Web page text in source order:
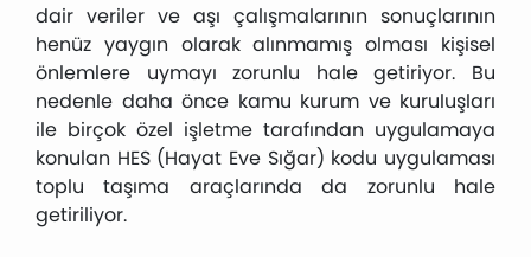
dair veriler ve aşı çalışmalarının sonuçlarının
henüz yaygın olarak alınmamış olması kişisel
önlemlere uymayı zorunlu hale getiriyor. Bu
nedenle daha önce kamu kurum ve kuruluşları
ile birçok özel işletme tarafından uygulamaya
konulan HES (Hayat Eve Sığar) kodu uygulaması
toplu taşıma araçlarında da zorunlu hale
getiriliyor.